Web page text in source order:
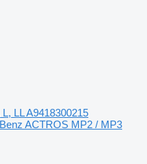
L, LL A9418300215
ACTROS MP2 / MP3